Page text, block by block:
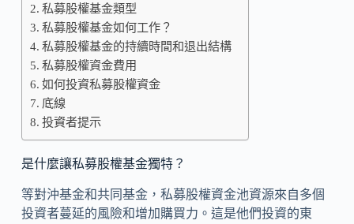
私募股權基金類型
私募股權基金如何工作？
私募股權基金的持續時間和退出結構
私募股權資金費用
如何投資私募股權資金
底線
投資者提示
是什麼讓私募股權基金獨特？
等對沖基金和共同基金，私募股權資金池資源來自多個
投資者蔓延的風險和增加購買力。這是他們投資的東